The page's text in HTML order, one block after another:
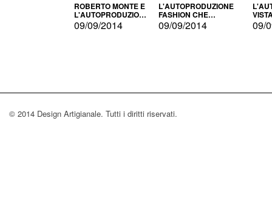
ROBERTO MONTE E
L'AUTOPRODUZIONE
CON IL CENSIMENTO
09/09/2014
L'AUTOPRODUZIONE
FASHION CHE
CONQUISTA GLI USA
09/09/2014 09/
© 2014 Design Artigianale. Tutti i diritti riservati.